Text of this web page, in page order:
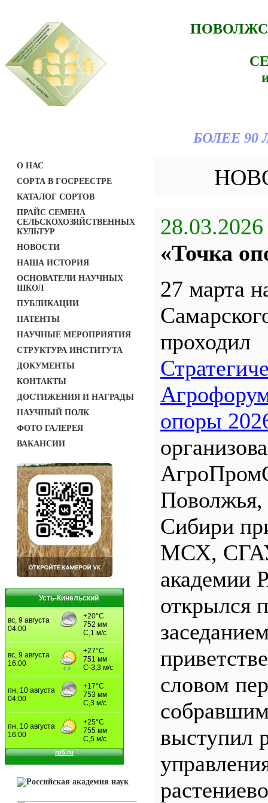
БОЛЕЕ
О НАС
СОРТА В ГОСРЕЕСТРЕ
КАТАЛОГ СОРТОВ
ПРАЙС СЕМЕНА
СЕЛЬСКОХОЗЯЙСТВЕННЫХ
КУЛЬТУР
НОВОСТИ
НАША ИСТОРИЯ
ОСНОВАТЕЛИ НАУЧНЫХ
ШКОЛ
ПУБЛИКАЦИИ
ПАТЕНТЫ
НАУЧНЫЕ МЕРОПРИЯТИЯ
СТРУКТУРА ИНСТИТУТА
ДОКУМЕНТЫ
КОНТАКТЫ
ДОСТИЖЕНИЯ И НАГРАДЫ
НАУЧНЫЙ ПОЛК
ФОТО ГАЛЕРЕЯ
ВАКАНСИИ
Усть-Кинельский
28.03.2026
«Точка
27 марта
проходил
опоры
Поволжья,
Сибири
МСХ,
академии
открылся
словом
выступил